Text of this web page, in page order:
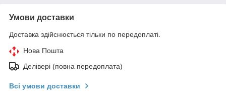
Умови доставки
Доставка здійснюється тільки по передоплаті.
Нова Пошта
Делівері (повна передоплата)
Всі умови доставки